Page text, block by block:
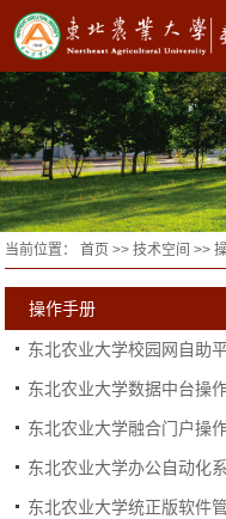
当前位置：首页 >>技术空间 >>
操作手册
东北农业大学校园网自助
东北农业大学数据中台操
东北农业大学融合门户操
东北农业大学办公自动化